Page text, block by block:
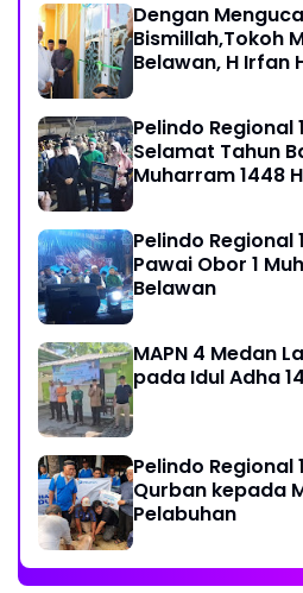
Dengan
Bismillah,Tokoh
Belawan, H Irfan
Pelindo Regional
Selamat Tahun
Muharram 1448 H
Pelindo Regional
Pawai Obor 1
Belawan
MAPN 4 Medan
pada Idul Adha
Pelindo Regional
Qurban kepada
Pelabuhan